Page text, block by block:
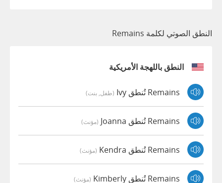
النطق الصوتي لكلمة Remains
النطق باللهجة الأمريكية
Remains تُنطق Ivy (طفل, بنت)
Remains تُنطق Joanna (مؤنث)
Remains تُنطق Kendra (مؤنث)
Remains تُنطق Kimberly (مؤنث)